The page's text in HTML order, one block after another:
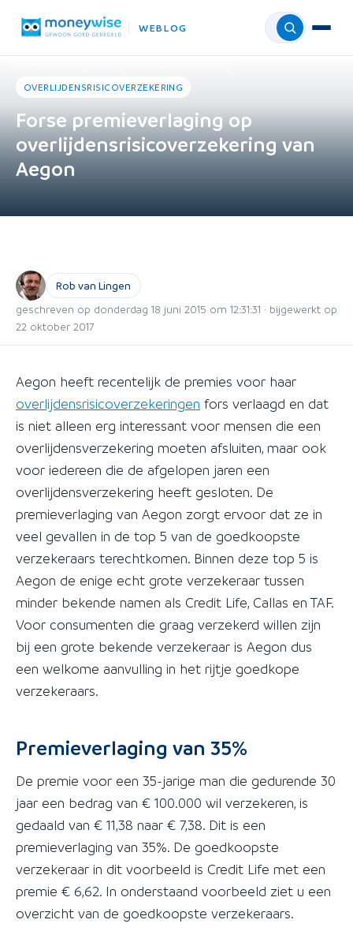
WEBLOG Menu
OVERLIJDENSRISICOVERZEKERING
Forse premieverlaging op
overlijdensrisicoverzekering van
Aegon
Rob van Lingen
geschreven op donderdag 18 juni 2015 om 12:31:31 · bijgewerkt op
22 oktober 2017
Aegon heeft recentelijk de premies voor haar
overlijdensrisicoverzekeringen fors verlaagd en dat
is niet alleen erg interessant voor mensen die een
overlijdensverzekering moeten afsluiten, maar ook
voor iedereen die de afgelopen jaren een
overlijdensverzekering heeft gesloten. De
premieverlaging van Aegon zorgt ervoor dat ze in
veel gevallen in de top 5 van de goedkoopste
verzekeraars terechtkomen. Binnen deze top 5 is
Aegon de enige echt grote verzekeraar tussen
minder bekende namen als Credit Life, Callas en TAF.
Voor consumenten die graag verzekerd willen zijn
bij een grote bekende verzekeraar is Aegon dus
een welkome aanvulling in het rijtje goedkope
verzekeraars.
Premieverlaging van 35%
De premie voor een 35-jarige man die gedurende 30
jaar een bedrag van € 100.000 wil verzekeren, is
gedaald van € 11,38 naar € 7,38. Dit is een
premieverlaging van 35%. De goedkoopste
verzekeraar in dit voorbeeld is Credit Life met een
premie € 6,62. In onderstaand voorbeeld ziet u een
overzicht van de goedkoopste verzekeraars.